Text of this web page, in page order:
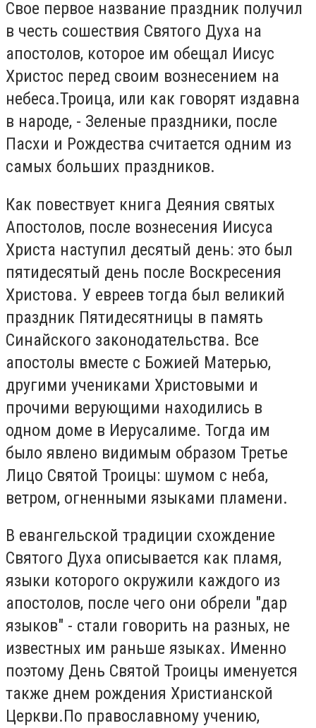
Свое первое название праздник получил
в честь сошествия Святого Духа на
апостолов, которое им обещал Иисус
Христос перед своим вознесением на
небеса.Троица, или как говорят издавна
в народе, - Зеленые праздники, после
Пасхи и Рождества считается одним из
самых больших праздников.
Как повествует книга Деяния святых
Апостолов, после вознесения Иисуса
Христа наступил десятый день: это был
пятидесятый день после Воскресения
Христова. У евреев тогда был великий
праздник Пятидесятницы в память
Синайского законодательства. Все
апостолы вместе с Божией Матерью,
другими учениками Христовыми и
прочими верующими находились в
одном доме в Иерусалиме. Тогда им
было явлено видимым образом Третье
Лицо Святой Троицы: шумом с неба,
ветром, огненными языками пламени.
В евангельской традиции схождение
Святого Духа описывается как пламя,
языки которого окружили каждого из
апостолов, после чего они обрели "дар
языков" - стали говорить на разных, не
известных им раньше языках. Именно
поэтому День Святой Троицы именуется
также днем рождения Христианской
Церкви.По православному учению,